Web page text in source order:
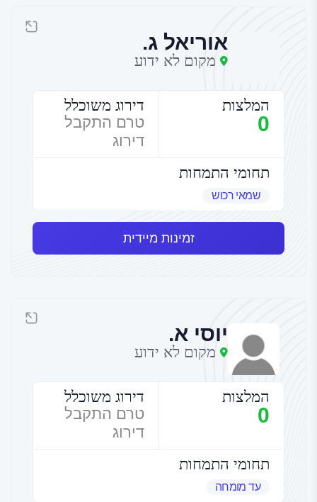
אוריאל ג.
מקום לא ידוע
המלצות
0
דירוג משוכלל
טרם התקבל
דירוג
תחומי התמחות
שמאי רכוש
זמינות מיידית
יוסי א.
מקום לא ידוע
המלצות
0
דירוג משוכלל
טרם התקבל
דירוג
תחומי התמחות
עד מומחה